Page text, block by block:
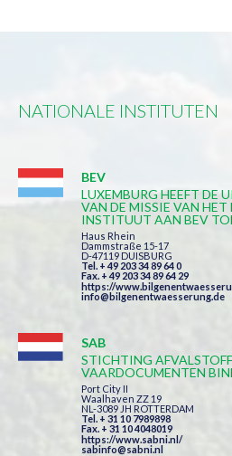
NATIONALE INSTITUTEN
BEV
LUXEMBURG HEEFT DE
VAN DE MISSIE VAN
INSTITUUT AAN BEV
Haus Rhein
Dammstraße 15-17
D-47119 DUISBURG
Tel. + 49 203 34 89 64 0
Fax. + 49 203 34 89 64 29
https://
info@bilgenentwaesserung.de
SAB
STICHTING
VAARDOCUMENTEN
Port City II
Waalhaven ZZ 19
NL-3089 JH ROTTERDAM
Tel. + 31 10 7989898
Fax. + 31 10 4048019
https://www.sabni.nl/
sabinfo@sabni.nl